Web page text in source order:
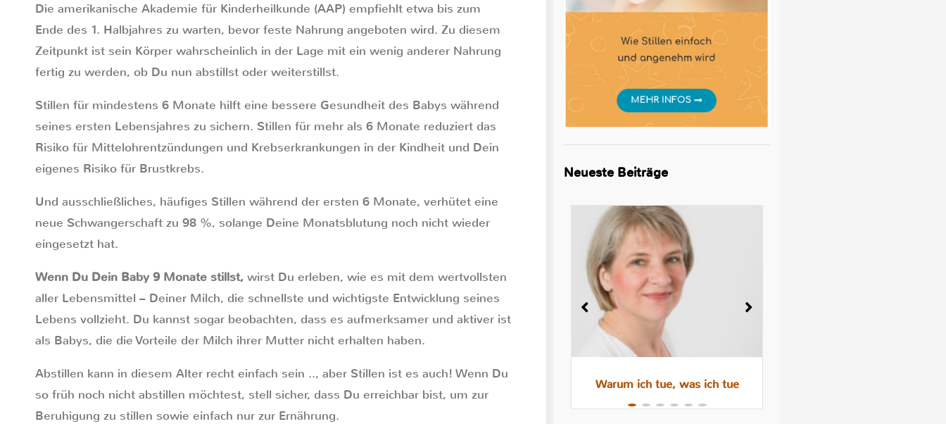
Die amerikanische Akademie für Kinderheilkunde (AAP) empfiehlt etwa bis zum
Ende des 1. Halbjahres zu warten, bevor feste Nahrung angeboten wird. Zu diesem
Zeitpunkt ist sein Körper wahrscheinlich in der Lage mit ein wenig anderer Nahrung
fertig zu werden, ob Du nun abstillst oder weiterstillst.
Stillen für mindestens 6 Monate hilft eine bessere Gesundheit des Babys während
seines ersten Lebensjahres zu sichern. Stillen für mehr als 6 Monate reduziert das
Risiko für Mittelohrentzündungen und Krebserkrankungen in der Kindheit und Dein
eigenes Risiko für Brustkrebs.
Und ausschließliches, häufiges Stillen während der ersten 6 Monate, verhütet eine
neue Schwangerschaft zu 98 %, solange Deine Monatsblutung noch nicht wieder
eingesetzt hat.
Wenn Du Dein Baby 9 Monate stillst, wirst Du erleben, wie es mit dem wertvollsten
aller Lebensmittel – Deiner Milch, die schnellste und wichtigste Entwicklung seines
Lebens vollzieht. Du kannst sogar beobachten, dass es aufmerksamer und aktiver ist
als Babys, die die Vorteile der Milch ihrer Mutter nicht erhalten haben.
Abstillen kann in diesem Alter recht einfach sein .., aber Stillen ist es auch! Wenn Du
so früh noch nicht abstillen möchtest, stell sicher, dass Du erreichbar bist, um zur
Beruhigung zu stillen sowie einfach nur zur Ernährung.
Neueste Beiträge
Was steckt dahinter, was hilft
Warum ich tue, was ich tue